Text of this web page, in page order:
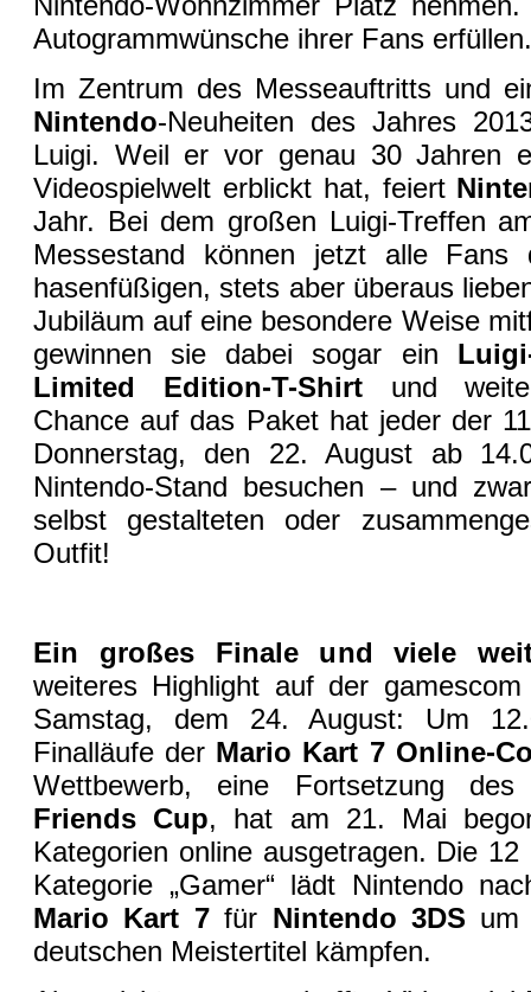
Autogrammwünsche ihrer Fans erfüllen.
Im Zentrum des Messeauftritts und
Nintendo-Neuheiten des Jahres
Luigi. Weil er vor genau 30 Jahren
Videospielwelt erblickt hat, feiert
Jahr. Bei dem großen Luigi-Treffen
Messestand können jetzt alle Fans
hasenfüßigen, stets aber überaus
Jubiläum auf eine besondere Weise
gewinnen sie dabei sogar ein
Limited Edition-T-Shirt und
Chance auf das Paket hat jeder der
Donnerstag, den 22. August ab
Nintendo-Stand besuchen – und
selbst gestalteten oder
Outfit!
Ein großes Finale und viele
weiteres Highlight auf der
Samstag, dem 24. August: Um
Finalläufe der Mario Kart 7 Online-
Wettbewerb, eine Fortsetzung
Friends Cup, hat am 21. Mai
Kategorien online ausgetragen. Die
Kategorie „Gamer“ lädt Nintendo
Mario Kart 7für Nintendo 3DS um
deutschen Meistertitel kämpfen.